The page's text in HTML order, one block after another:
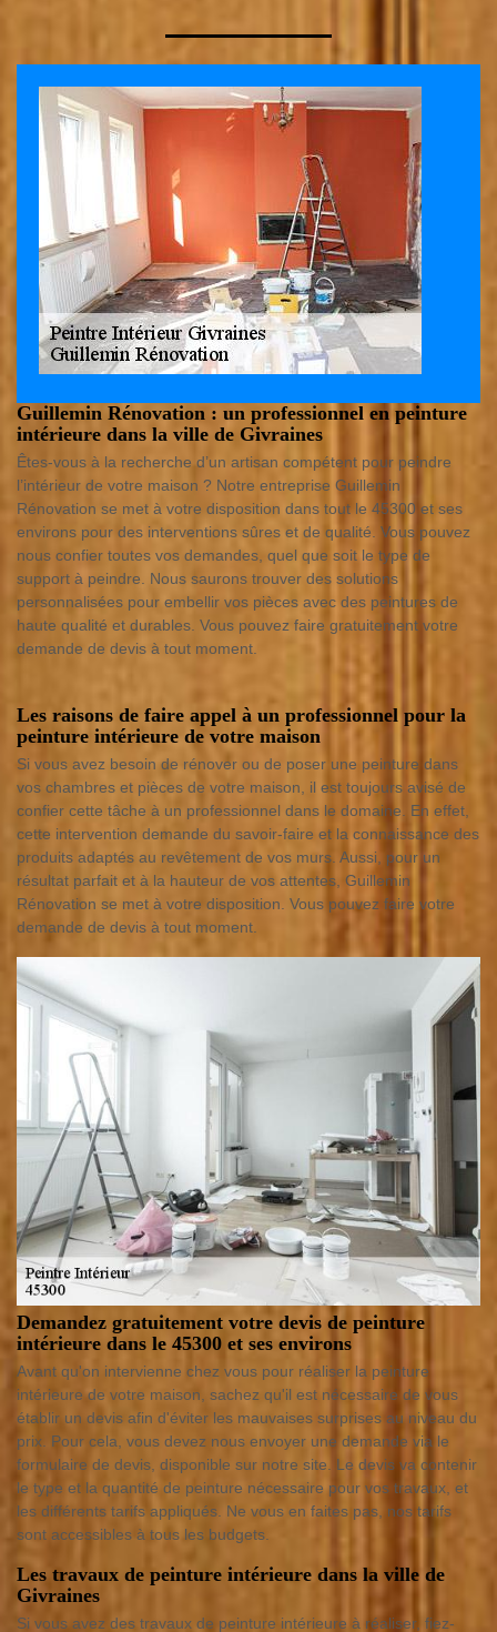
Guillemin Rénovation : un professionnel en peinture
intérieure dans la ville de Givraines
Êtes-vous à la recherche d’un artisan compétent pour peindre
l’intérieur de votre maison ? Notre entreprise Guillemin
Rénovation se met à votre disposition dans tout le 45300 et ses
environs pour des interventions sûres et de qualité. Vous pouvez
nous confier toutes vos demandes, quel que soit le type de
support à peindre. Nous saurons trouver des solutions
personnalisées pour embellir vos pièces avec des peintures de
haute qualité et durables. Vous pouvez faire gratuitement votre
demande de devis à tout moment.
Les raisons de faire appel à un professionnel pour la
peinture intérieure de votre maison
Si vous avez besoin de rénover ou de poser une peinture dans
vos chambres et pièces de votre maison, il est toujours avisé de
confier cette tâche à un professionnel dans le domaine. En effet,
cette intervention demande du savoir-faire et la connaissance des
produits adaptés au revêtement de vos murs. Aussi, pour un
résultat parfait et à la hauteur de vos attentes, Guillemin
Rénovation se met à votre disposition. Vous pouvez faire votre
demande de devis à tout moment.
Demandez gratuitement votre devis de peinture
intérieure dans le 45300 et ses environs
Avant qu'on intervienne chez vous pour réaliser la peinture
intérieure de votre maison, sachez qu'il est nécessaire de vous
établir un devis afin d'éviter les mauvaises surprises au niveau du
prix. Pour cela, vous devez nous envoyer une demande via le
formulaire de devis, disponible sur notre site. Le devis va contenir
le type et la quantité de peinture nécessaire pour vos travaux, et
les différents tarifs appliqués. Ne vous en faites pas, nos tarifs
sont accessibles à tous les budgets.
Les travaux de peinture intérieure dans la ville de
Givraines
Si vous avez des travaux de peinture intérieure à réaliser, fiez-